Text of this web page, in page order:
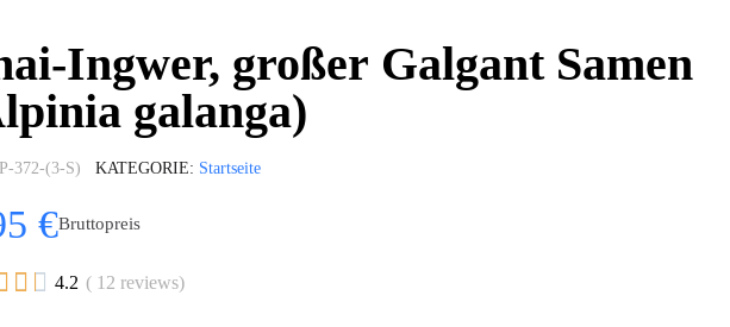
Ingwer, großer Galgant Samen
galanga)
P-372-(3-S) KATEGORIE Startseite
€Bruttopreis
  4.2 ( 12 reviews)